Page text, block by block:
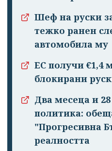
Шеф на руски
тежко ранен
автомобила му
ЕС получи €1,4
блокирани
Два месеца и
политика:
"Прогресивна
реалността